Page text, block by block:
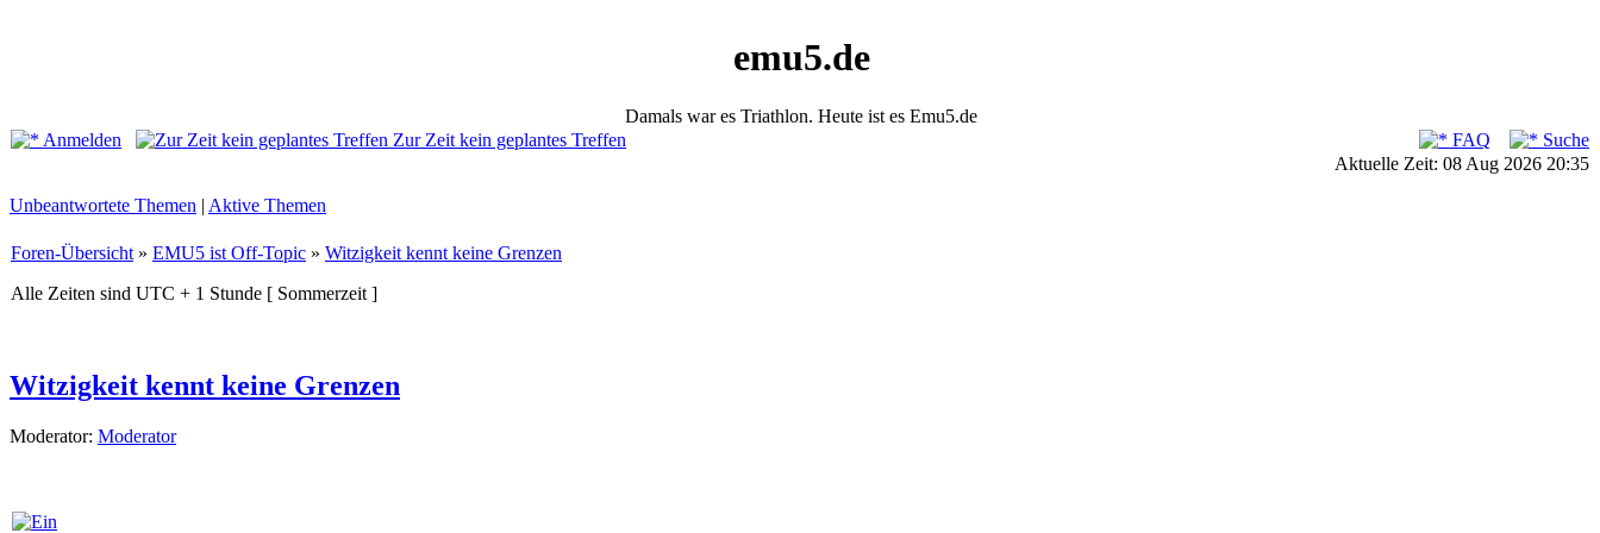
emu5.de
Damals war es Triathlon. Heute ist es Emu5.de
Anmelden
Zur Zeit kein geplantes Treffen FAQ
Suche
Aktuelle Zeit: 08 Aug 2026 20:35
Unbeantwortete Themen | Aktive Themen
Foren-Übersicht » EMU5 ist Off-Topic » Witzigkeit kennt keine Grenzen
Alle Zeiten sind UTC + 1 Stunde [ Sommerzeit ]
Witzigkeit kennt keine Grenzen
Moderator: Moderator